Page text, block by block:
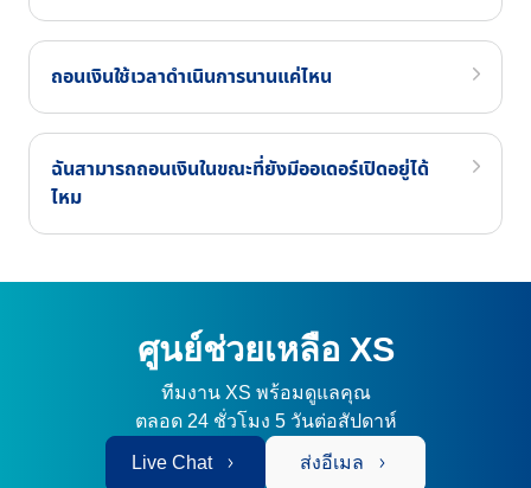
ถอนเงินใช้เวลาดำเนินการนานแค่ไหน
ฉันสามารถถอนเงินในขณะที่ยังมีออเดอร์เปิดอยู่ได้
ไหม
ศูนย์ช่วยเหลือ XS
ทีมงาน XS พร้อมดูแลคุณ
ตลอด 24 ชั่วโมง 5 วันต่อสัปดาห์
Live Chat ส่งอีเมล